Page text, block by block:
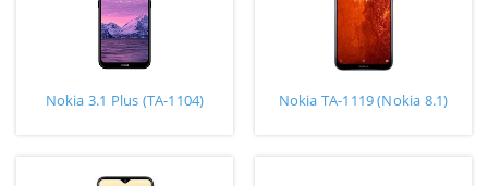
Nokia 3.1 Plus (TA-1104) Nokia TA-1119 (Nokia 8.1)